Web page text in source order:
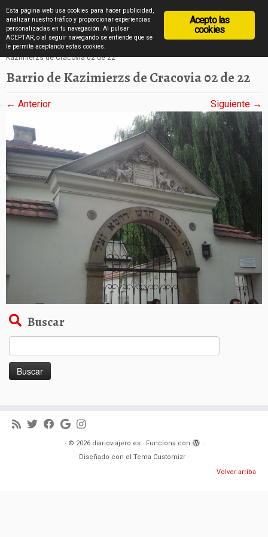
Saltar
al
contenido
diarioviajero.es
Inicio » El barrio de Kazimierzs de Cracovia en imágenes
Kazimierzs de Cracovia 02 de 22
Barrio de Kazimierzs de Cracovia 02 de 22
← Anterior Siguiente →
Buscar
· © 2026 diarioviajero.es· Funciona con
·
Diseñado con el Tema Customizr ·
Volver arriba
Acepto las
cookies
Esta página web usa cookies para hacer publicidad,
analizar nuestro tráfico y proporcionar experiencias
personalizadas en tu navegación. Al pulsar
ACEPTAR, o al seguir navegando se entiende que se
le permite aceptando estas cookies.